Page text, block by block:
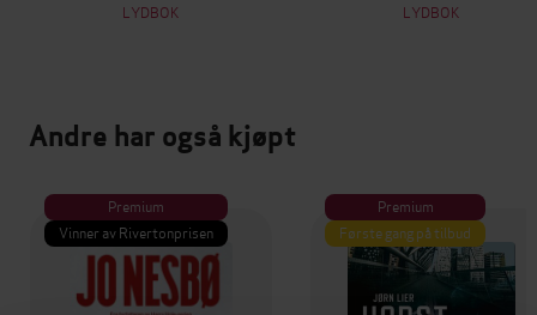
LYDBOK LYDBOK
Andre har også kjøpt
Premium
Vinner av Rivertonprisen
Premium
Første gang på tilbud